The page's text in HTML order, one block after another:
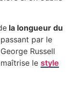
la longueur du
par le
Russell
le style